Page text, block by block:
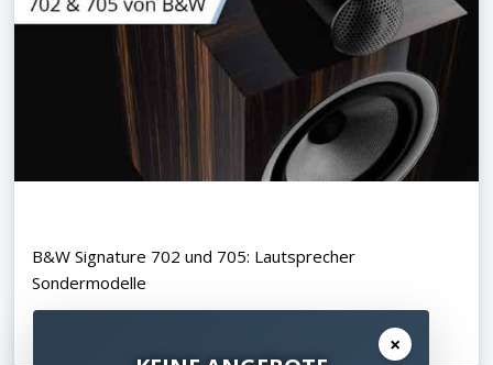
B&W Signature 702 und 705: Lautsprecher
Sondermodelle
×